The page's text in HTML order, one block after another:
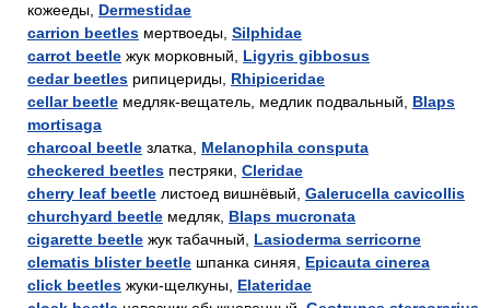
кожееды, Dermestidae
carrion beetles мертвоеды, Silphidae
carrot beetle жук морковный, Ligyris gibbosus
cedar beetles рипицериды, Rhipiceridae
cellar beetle медляк-вещатель, медлик подвальный, Blaps
mortisaga
charcoal beetle златка, Melanophila consputa
checkered beetles пестряки, Cleridae
cherry leaf beetle листоед вишнёвый, Galerucella cavicollis
churchyard beetle медляк, Blaps mucronata
cigarette beetle жук табачный, Lasioderma serricorne
clematis blister beetle шпанка синяя, Epicauta cinerea
click beetles жуки-щелкуны, Elateridae